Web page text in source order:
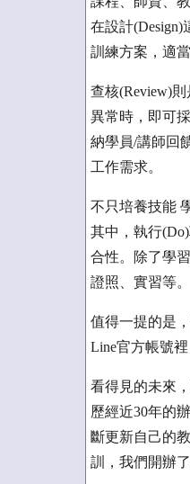
在設計
訓練方案，適
查核(Review)
異常時，即可
納學員/講師回
工作需求。
不只培養技能
其中，執行
合性。除了學
證照、實習等。
值得一提的是
Line官方帳號
看得見的未來
歷經近30年的
斷更新自己的
訓，我們開辦